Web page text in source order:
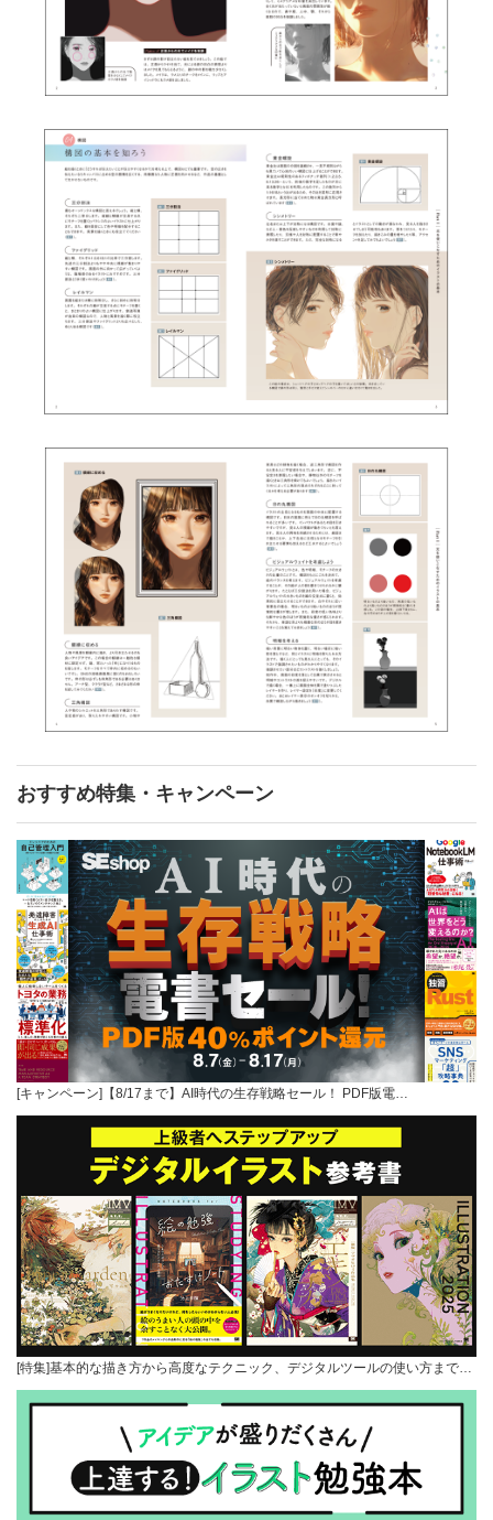
おすすめ特集・キャンペーン
[キャンペーン]【8/17まで】AI時代の生存戦略セール！ PDF版電…
[特集]基本的な描き方から高度なテクニック、デジタルツールの使い方まで…